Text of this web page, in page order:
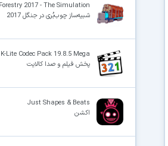
Forestry 2017 - The Simulation
شبیه‌ساز چوب‌بُری در جنگل 2017
K-Lite Codec Pack 19.8.5 Mega
پخش فیلم و صدا کالایت
Just Shapes & Beats
اکشن